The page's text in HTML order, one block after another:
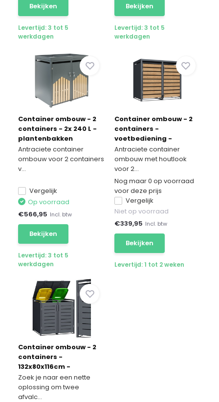
Bekijken
Levertijd: 3 tot 5
werkdagen
Bekijken
Levertijd: 3 tot 5
werkdagen
Container ombouw - 2
containers - 2x 240 L -
plantenbakken
Antraciete container
ombouw voor 2 containers
v...
Vergelijk
Op voorraad
€566,95 Incl. btw
Bekijken
Levertijd: 3 tot 5
werkdagen
Container ombouw - 2
containers -
voetbediening -
houtlook
Antraciete container
ombouw met houtlook
voor 2...
Nog maar 0 op voorraad
voor deze prijs
Vergelijk
Niet op voorraad
€339,95 Incl. btw
Bekijken
Levertijd: 1 tot 2 weken
Container ombouw - 2
containers -
132x80x116cm -
antraciet
Zoek je naar een nette
oplossing om twee
afvalc...